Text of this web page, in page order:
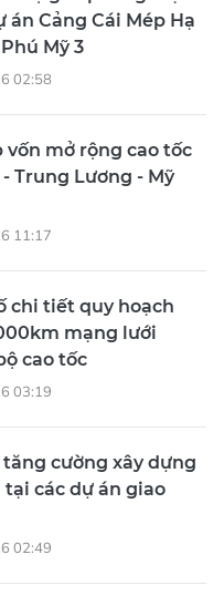
án Cảng Cái Mép Hạ
Mỹ 3
02:58
vốn mở rộng cao tốc
- Trung Lương - Mỹ
11:17
chi tiết quy hoạch
mạng lưới
cao tốc
03:19
tăng cường xây dựng
tại các dự án giao
02:49